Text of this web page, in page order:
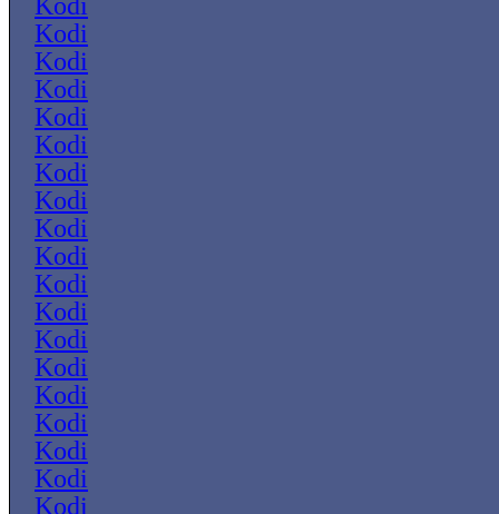
Kodi
Kodi
Kodi
Kodi
Kodi
Kodi
Kodi
Kodi
Kodi
Kodi
Kodi
Kodi
Kodi
Kodi
Kodi
Kodi
Kodi
Kodi
Kodi